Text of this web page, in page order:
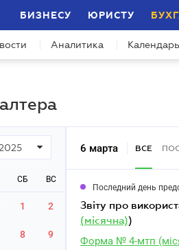
БИЗНЕСУ ЮРИСТУ
Аналитика Календарь
2025
СБ ВС
1 2
8 9
6 марта ВСЕ
Последний день
звіту про
(місячна))
Форма № 4-мтп